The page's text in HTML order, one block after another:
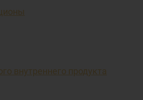
внутреннего продукта